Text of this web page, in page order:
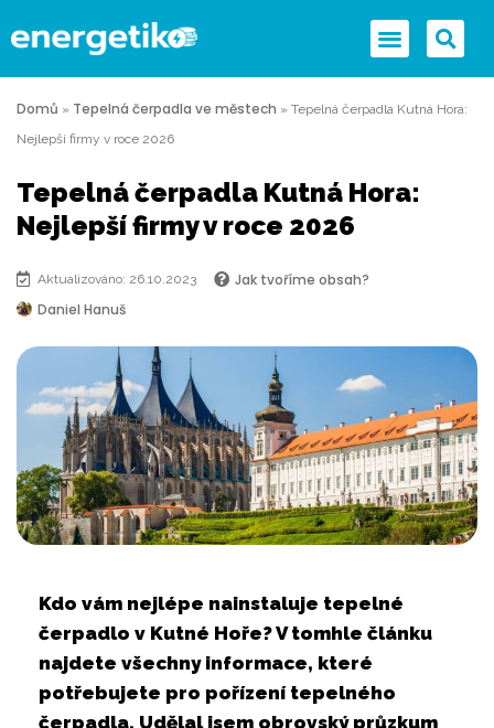
Domů » Tepelná čerpadla ve městech » Tepelná čerpadla Kutná Hora:
Nejlepší firmy v roce 2026
Tepelná čerpadla Kutná Hora:
Nejlepší firmy v roce 2026
Aktualizováno: 26.10.2023
Jak tvoříme obsah?
Daniel Hanuš
Kdo vám nejlépe nainstaluje tepelné
čerpadlo v Kutné Hoře? V tomhle článku
najdete všechny informace, které
potřebujete pro pořízení tepelného
čerpadla. Udělal jsem obrovský průzkum